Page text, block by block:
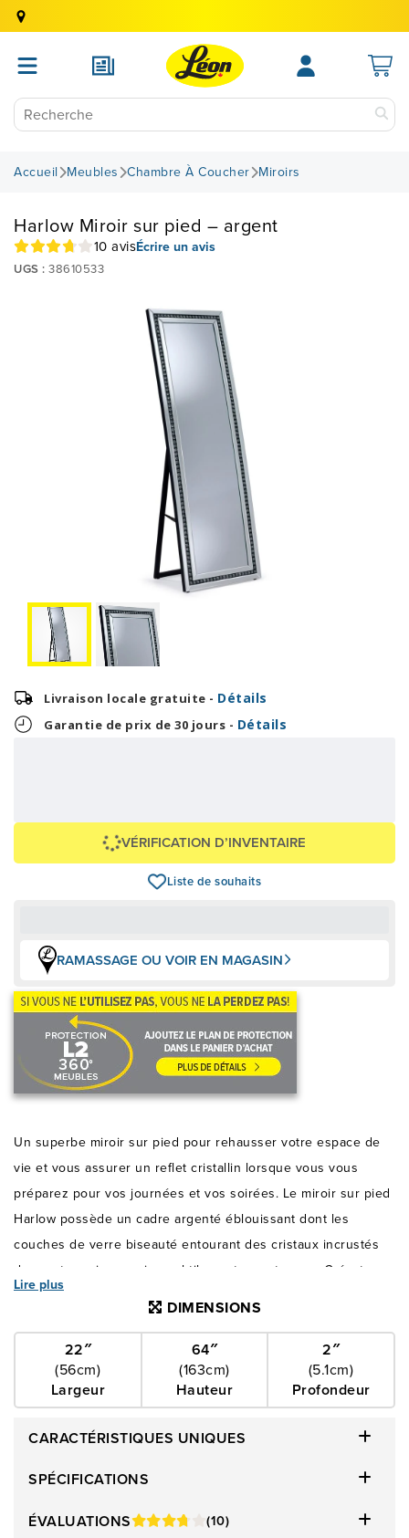
Accueil Meubles Chambre À Coucher Miroirs
Harlow Miroir sur pied – argent
10 avisÉcrire un avis
UGS : 38610533
Livraison locale gratuite - Détails
Garantie de prix de 30 jours - Détails
VÉRIFICATION D’INVENTAIRE
Liste de souhaits
RAMASSAGE OU VOIR EN MAGASIN
Un superbe miroir sur pied pour rehausser votre espace de
vie et vous assurer un reflet cristallin lorsque vous vous
préparez pour vos journées et vos soirées. Le miroir sur pied
Harlow possède un cadre argenté éblouissant dont les
couches de verre biseauté entourant des cristaux incrustés
donnent une impression subtilement somptueuse. Créant une
atmosphère élégante tout en offrant une fonctionnalité
fixer au mur. Le verre du miroir est monté sur un support en
MDF, ce qui évite qu'il ne se déforme avec le temps. La
grande surface plane vous donnera un reflet net et honnête
cela compte le plus!
Lire plus
DIMENSIONS
22″
(56cm)
Largeur
64″
(163cm)
Hauteur
2″
(5.1cm)
Profondeur
CARACTÉRISTIQUES UNIQUES
SPÉCIFICATIONS
ÉVALUATIONS
(10)